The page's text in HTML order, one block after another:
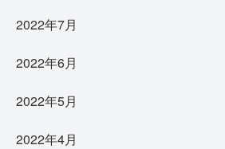
2022年7月
2022年6月
2022年5月
2022年4月